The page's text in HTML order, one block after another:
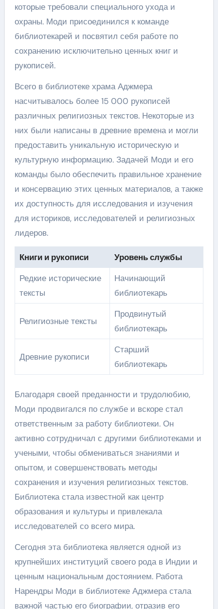
которые требовали специального ухода и
охраны. Моди присоединился к команде
библиотекарей и посвятил себя работе по
сохранению исключительно ценных книг и
рукописей.
Всего в библиотеке храма Аджмера
насчитывалось более 15 000 рукописей
различных религиозных текстов. Некоторые из
них были написаны в древние времена и могли
предоставить уникальную историческую и
культурную информацию. Задачей Моди и его
команды было обеспечить правильное хранение
и консервацию этих ценных материалов, а также
их доступность для исследования и изучения
для историков, исследователей и религиозных
лидеров.
Книги и рукописи
Уровень службы
Редкие исторические
тексты
Начинающий
библиотекарь
Религиозные тексты
Продвинутый
библиотекарь
Древние рукописи
Старший
библиотекарь
Благодаря своей преданности и трудолюбию,
Моди продвигался по службе и вскоре стал
ответственным за работу библиотеки. Он
активно сотрудничал с другими библиотеками и
учеными, чтобы обмениваться знаниями и
опытом, и совершенствовать методы
сохранения и изучения религиозных текстов.
Библиотека стала известной как центр
образования и культуры и привлекала
исследователей со всего мира.
Сегодня эта библиотека является одной из
крупнейших институций своего рода в Индии и
ценным национальным достоянием. Работа
Нарендры Моди в библиотеке Аджмера стала
важной частью его биографии, отразив его